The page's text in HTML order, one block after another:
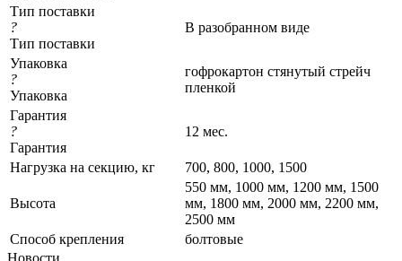
Тип поставки
?
Тип поставки
В разобранном виде
Упаковка
?
Упаковка
гофрокартон стянутый стрейч
пленкой
Гарантия
?
Гарантия
12 мес.
Нагрузка на секцию, кг 700, 800, 1000, 1500
Высота
550 мм, 1000 мм, 1200 мм, 1500
мм, 1800 мм, 2000 мм, 2200 мм,
2500 мм
Cпособ крепления
болтовые
Новости